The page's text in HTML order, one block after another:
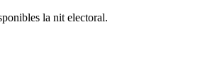
la nit electoral.